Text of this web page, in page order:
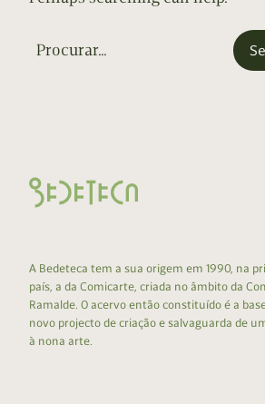
A Bedeteca tem a sua origem em 1990, na
país, a da Comicarte, criada no âmbito da
Ramalde. O acervo então constituído é a
novo projecto de criação e salvaguarda de
à nona arte.